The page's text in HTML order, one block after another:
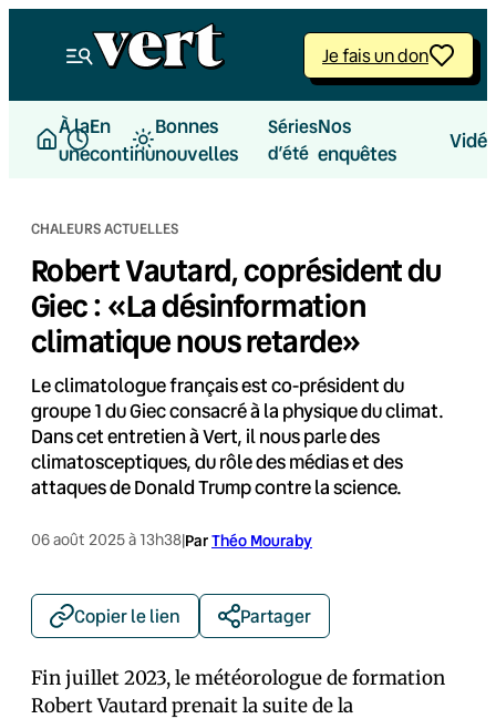
Je fais un don
À la
une
En
continu
Bonnes
nouvelles
Séries
d’été
Nos
enquêtes
CHALEURS ACTUELLES
Robert Vautard, coprésident du
Giec : «La désinformation
climatique nous retarde»
Le climatologue français est co-président du
groupe 1 du Giec consacré à la physique du climat.
Dans cet entretien à Vert, il nous parle des
climatosceptiques, du rôle des médias et des
attaques de Donald Trump contre la science.
06 août 2025 à 13h38|ParThéo Mouraby
Copier le lien Partager
Fin juillet 2023, le météorologue de formation
Robert Vautard prenait la suite de la